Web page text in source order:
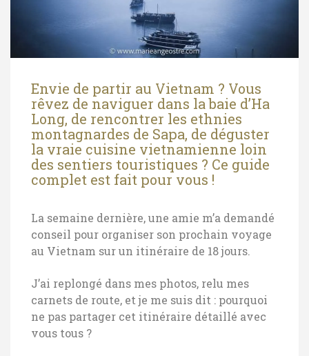
Envie de partir au Vietnam ? Vous
rêvez de naviguer dans la baie d’Ha
Long, de rencontrer les ethnies
montagnardes de Sapa, de déguster
la vraie cuisine vietnamienne loin
des sentiers touristiques ? Ce guide
complet est fait pour vous !
La semaine dernière, une amie m’a demandé
conseil pour organiser son prochain voyage
au Vietnam sur un itinéraire de 18 jours.
J’ai replongé dans mes photos, relu mes
carnets de route, et je me suis dit : pourquoi
ne pas partager cet itinéraire détaillé avec
vous tous ?